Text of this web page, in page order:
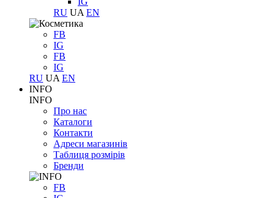
RU UA EN
FB
IG
FB
IG
RU UA EN
INFO
INFO
Про нас
Каталоги
Контакти
Адреси магазинів
Таблиця розмірів
Бренди
FB